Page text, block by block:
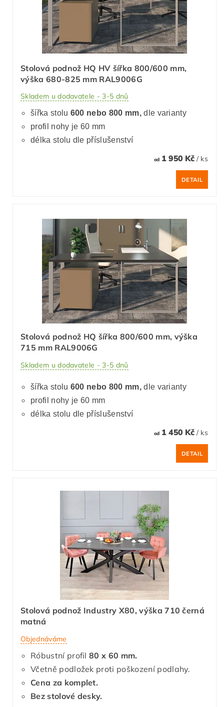
Stolová podnož HQ HV šířka 800/600 mm,
výška 680-825 mm RAL9006G
Skladem u dodavatele - 3-5 dnů
šířka stolu 600 nebo 800 mm,dle varianty
profil nohy je 60 mm
délka stolu dle příslušenství
od1 950 Kč / ks
DETAIL
Stolová podnož HQ šířka 800/600 mm, výška
715 mm RAL9006G
Skladem u dodavatele - 3-5 dnů
šířka stolu 600 nebo 800 mm,dle varianty
profil nohy je 60 mm
délka stolu dle příslušenství
od1 450 Kč / ks
DETAIL
Stolová podnož Industry X80, výška 710 černá
matná
Objednáváme
Róbustní profil80 x 60 mm.
Včetně podložek proti poškození podlahy.
Cena za komplet.
Bez stolové desky.